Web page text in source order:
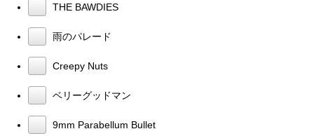
THE BAWDIES
雨のパレード
Creepy Nuts
ベリーグッドマン
9mm Parabellum Bullet